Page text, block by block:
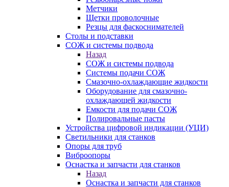
Метчики
Щетки проволочные
Резцы для фаскоснимателей
Столы и подставки
СОЖ и системы подвода
Назад
СОЖ и системы подвода
Системы подачи СОЖ
Смазочно-охлаждающие жидкости
Оборудование для смазочно-
охлаждающей жидкости
Емкости для подачи СОЖ
Полировальные пасты
Устройства цифровой индикации (УЦИ)
Светильники для станков
Опоры для труб
Виброопоры
Оснастка и запчасти для станков
Назад
Оснастка и запчасти для станков